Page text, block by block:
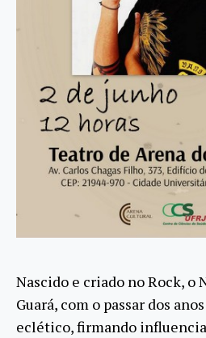
Nascido e criado no Rock, o
Guará, com o passar dos
eclético, firmando